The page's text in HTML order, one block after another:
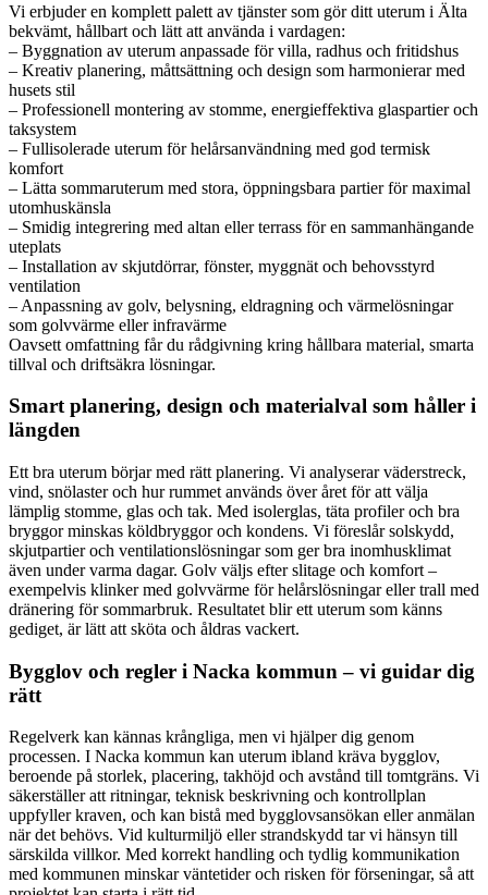
Vi erbjuder en komplett palett av tjänster som gör ditt uterum i Älta
bekvämt, hållbart och lätt att använda i vardagen:
– Byggnation av uterum anpassade för villa, radhus och fritidshus
– Kreativ planering, måttsättning och design som harmonierar med
husets stil
– Professionell montering av stomme, energieffektiva glaspartier och
taksystem
– Fullisolerade uterum för helårsanvändning med god termisk
komfort
– Lätta sommaruterum med stora, öppningsbara partier för maximal
utomhuskänsla
– Smidig integrering med altan eller terrass för en sammanhängande
uteplats
– Installation av skjutdörrar, fönster, myggnät och behovsstyrd
ventilation
– Anpassning av golv, belysning, eldragning och värmelösningar
som golvvärme eller infravärme
Oavsett omfattning får du rådgivning kring hållbara material, smarta
tillval och driftsäkra lösningar.
Smart planering, design och materialval som håller i
längden
Ett bra uterum börjar med rätt planering. Vi analyserar väderstreck,
vind, snölaster och hur rummet används över året för att välja
lämplig stomme, glas och tak. Med isolerglas, täta profiler och bra
bryggor minskas köldbryggor och kondens. Vi föreslår solskydd,
skjutpartier och ventilationslösningar som ger bra inomhusklimat
även under varma dagar. Golv väljs efter slitage och komfort –
exempelvis klinker med golvvärme för helårslösningar eller trall med
dränering för sommarbruk. Resultatet blir ett uterum som känns
gediget, är lätt att sköta och åldras vackert.
Bygglov och regler i Nacka kommun – vi guidar dig
rätt
Regelverk kan kännas krångliga, men vi hjälper dig genom
processen. I Nacka kommun kan uterum ibland kräva bygglov,
beroende på storlek, placering, takhöjd och avstånd till tomtgräns. Vi
säkerställer att ritningar, teknisk beskrivning och kontrollplan
uppfyller kraven, och kan bistå med bygglovsansökan eller anmälan
när det behövs. Vid kulturmiljö eller strandskydd tar vi hänsyn till
särskilda villkor. Med korrekt handling och tydlig kommunikation
med kommunen minskar väntetider och risken för förseningar, så att